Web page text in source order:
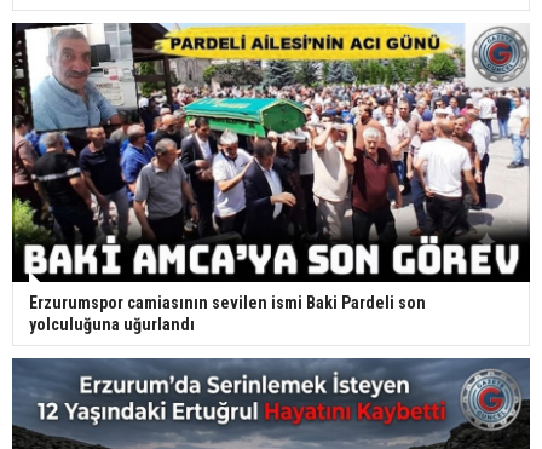
Erzurumspor camiasının sevilen ismi Baki Pardeli son
yolculuğuna uğurlandı